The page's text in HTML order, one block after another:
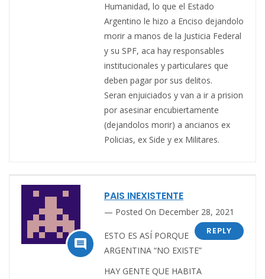
Humanidad, lo que el Estado
Argentino le hizo a Enciso dejandolo
morir a manos de la Justicia Federal
y su SPF, aca hay responsables
institucionales y particulares que
deben pagar por sus delitos.
Seran enjuiciados y van a ir a prision
por asesinar encubiertamente
(dejandolos morir) a ancianos ex
Policias, ex Side y ex Militares.

PAIS INEXISTENTE
Posted On December 28, 2021
REPLY
ESTO ES ASÍ PORQUE
ARGENTINA “NO EXISTE”
HAY GENTE QUE HABITA